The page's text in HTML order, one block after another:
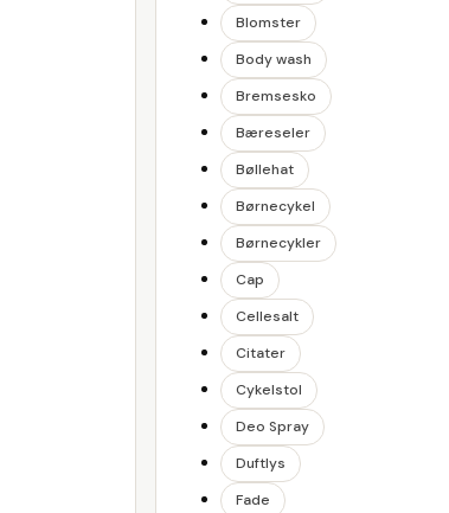
Blomster
Body wash
Bremsesko
Bæreseler
Bøllehat
Børnecykel
Børnecykler
Cap
Cellesalt
Citater
Cykelstol
Deo Spray
Duftlys
Fade